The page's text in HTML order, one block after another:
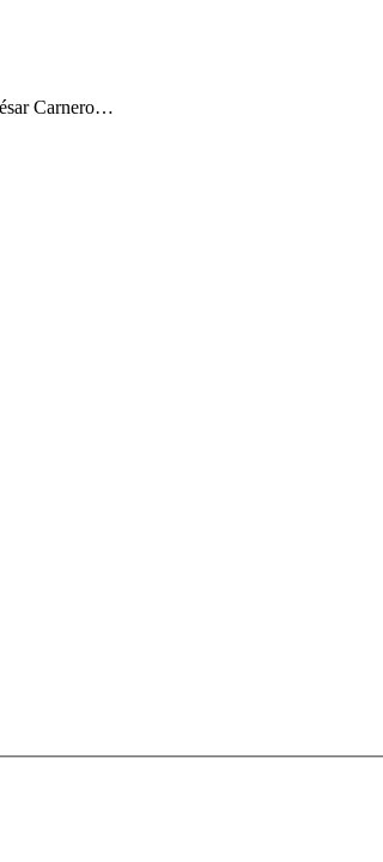
Carnero…